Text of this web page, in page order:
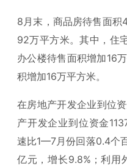
8月末，商品房待售面
92万平方米。其中，住
办公楼待售面积增加16
积增加16万平方米。
在房地产开发企业到位
产开发企业到位资金
速比1—7月份回落0.4个
亿元，增长9.8%；利用